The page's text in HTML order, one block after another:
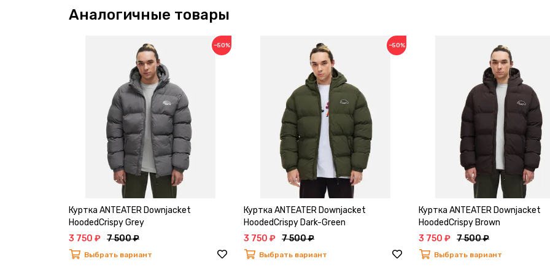
Аналогичные товары
−50%
Куртка ANTEATER Downjacket
HoodedCrispy Grey
3 750 ₽ 7 500 ₽
Выбрать вариант
−50%
Куртка ANTEATER Downjacket
HoodedCrispy Dark-Green
3 750 ₽ 7 500 ₽
Выбрать вариант
Куртка ANTEATER Downjacket
HoodedCrispy Brown
3 750 ₽ 7 500 ₽
Выбрать вариант